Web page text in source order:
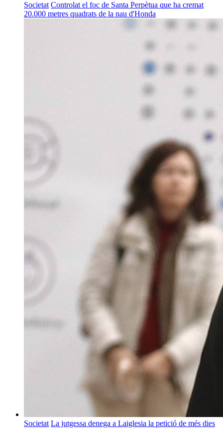
Societat Controlat el foc de Santa Perpètua que ha cremat
20.000 metres quadrats de la nau d'Honda
Societat La jutgessa denega a Laiglesia la petició de més dies